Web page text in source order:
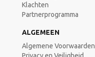
Klachten
Partnerprogramma
ALGEMEEN
Algemene Voorwaarden